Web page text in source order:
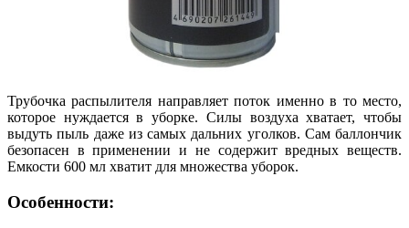
Трубочка распылителя направляет поток именно в то место,
которое нуждается в уборке. Силы воздуха хватает, чтобы
выдуть пыль даже из самых дальних уголков. Сам баллончик
безопасен в применении и не содержит вредных веществ.
Емкости 600 мл хватит для множества уборок.
Особенности: